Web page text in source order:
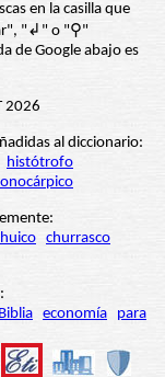
en la casilla que
"↲" o "⚲"
de Google abajo es
2026
al diccionario:
histótrofo
churrasco
Biblia economía para